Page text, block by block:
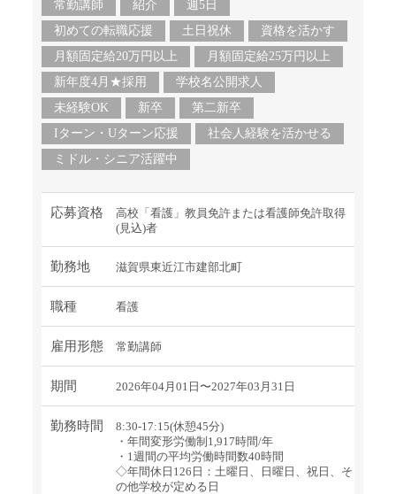
常勤講師 紹介
週5日
初めての転職応援
土日祝休
資格を活かす
月額固定給20万円以上
月額固定給25万円以上
新年度4月★採用
学校名公開求人
未経験OK
新卒
第二新卒
Iターン・Uターン応援
社会人経験を活かせる
ミドル・シニア活躍中
応募資格
高校「看護」教員免許または看護師免許取得
(見込)者
勤務地 滋賀県東近江市建部北町
職種 看護
雇用形態 常勤講師
期間 2026年04月01日〜2027年03月31日
勤務時間
8:30-17:15(休憩45分)
・年間変形労働制1,917時間/年
・1週間の平均労働時間数40時間
◇年間休日126日：土曜日、日曜日、祝日、そ
の他学校が定める日